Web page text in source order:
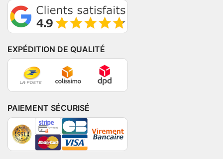
EXPÉDITION DE QUALITÉ
PAIEMENT SÉCURISÉ